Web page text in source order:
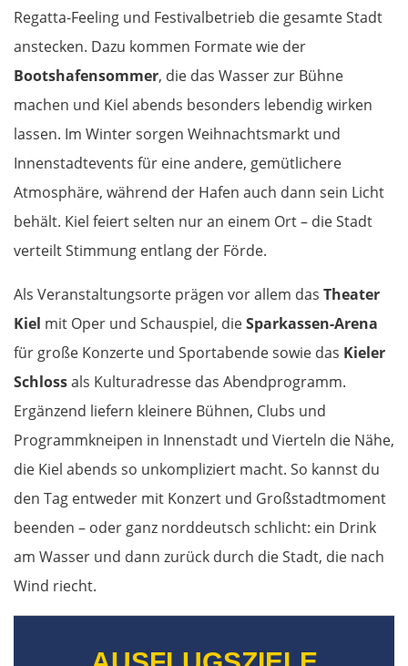
Regatta-Feeling und Festivalbetrieb die gesamte Stadt
anstecken. Dazu kommen Formate wie der
Bootshafensommer, die das Wasser zur Bühne
machen und Kiel abends besonders lebendig wirken
lassen. Im Winter sorgen Weihnachtsmarkt und
Innenstadtevents für eine andere, gemütlichere
Atmosphäre, während der Hafen auch dann sein Licht
behält. Kiel feiert selten nur an einem Ort – die Stadt
verteilt Stimmung entlang der Förde.
Als Veranstaltungsorte prägen vor allem das Theater
Kiel mit Oper und Schauspiel, dieSparkassen-Arena
für große Konzerte und Sportabende sowie das Kieler
Schlossals Kulturadresse das Abendprogramm.
Ergänzend liefern kleinere Bühnen, Clubs und
Programmkneipen in Innenstadt und Vierteln die Nähe,
die Kiel abends so unkompliziert macht. So kannst du
den Tag entweder mit Konzert und Großstadtmoment
beenden – oder ganz norddeutsch schlicht: ein Drink
am Wasser und dann zurück durch die Stadt, die nach
Wind riecht.
Nitra
Nové Zámky
Esztergom
Budapest
Jászberény
Debrecen
Rumänien Ost
Oradea
Cluj-Napoca
Târnăveni
Râmnicu Vâlcea